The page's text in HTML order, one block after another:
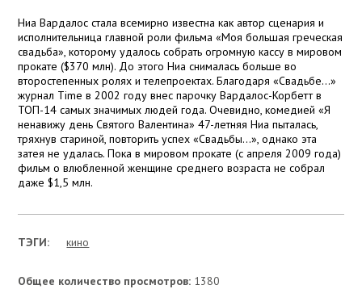
Ниа Вардалос стала всемирно известна как автор сценария и
исполнительница главной роли фильма «Моя большая греческая
свадьба», которому удалось собрать огромную кассу в мировом
прокате ($370 млн). До этого Ниа снималась больше во
второстепенных ролях и телепроектах. Благодаря «Свадьбе…»
журнал Time в 2002 году внес парочку Вардалос-Корбетт в
ТОП-14 самых значимых людей года. Очевидно, комедией «Я
ненавижу день Святого Валентина» 47-летняя Ниа пыталась,
тряхнув стариной, повторить успех «Свадьбы…», однако эта
затея не удалась. Пока в мировом прокате (с апреля 2009 года)
фильм о влюбленной женщине среднего возраста не собрал
даже $1,5 млн.
ТЭГИ: кино
Общее количество просмотров: 1380